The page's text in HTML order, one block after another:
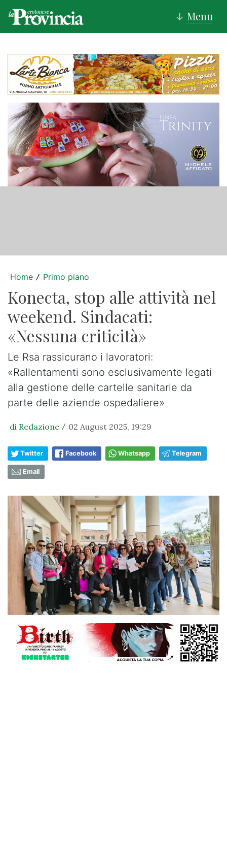
↓ Menu
Home / Primo piano
Konecta, stop alle attività nel
weekend. Sindacati:
«Nessuna criticità»
Le Rsa rassicurano i lavoratori:
«Rallentamenti sono esclusivamente legati
alla gestione delle cartelle sanitarie da
parte delle aziende ospedaliere»
di Redazione / 02 August 2025, 19:29
Twitter Facebook Whatsapp Telegram
Email